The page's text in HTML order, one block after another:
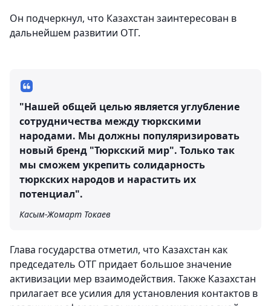
Он подчеркнул, что Казахстан заинтересован в
дальнейшем развитии ОТГ.
"Нашей общей целью является углубление
сотрудничества между тюркскими
народами. Мы должны популяризировать
новый бренд "Тюркский мир". Только так
мы сможем укрепить солидарность
тюркских народов и нарастить их
потенциал".
Касым-Жомарт Токаев
Глава государства отметил, что Казахстан как
председатель ОТГ придает большое значение
активизации мер взаимодействия. Также Казахстан
прилагает все усилия для установления контактов в